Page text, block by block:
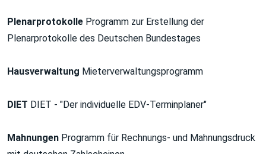
Plenarprotokolle Programm zur Erstellung der
Plenarprotokolle des Deutschen Bundestages
Hausverwaltung Mieterverwaltungsprogramm
DIET DIET - "Der individuelle EDV-Terminplaner"
Mahnungen Programm für Rechnungs- und Mahnungsdruck